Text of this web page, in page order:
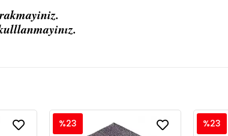
%23 %23